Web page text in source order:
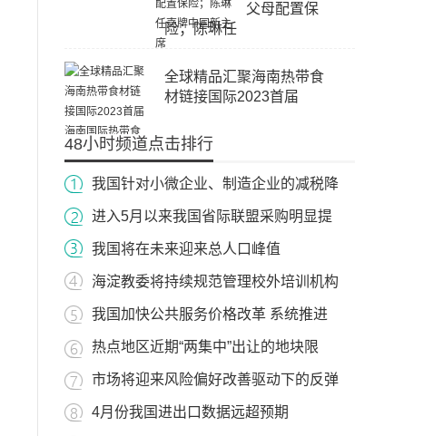
父母配置保
险；陈琳任
全球精品汇聚海南热带食
材链接国际2023首届
48小时频道点击排行
我国针对小微企业、制造企业的减税降
进入5月以来我国省际联盟采购明显提
我国将在未来迎来总人口峰值
海淀教委将持续规范管理校外培训机构
我国加快公共服务价格改革 系统推进
热点地区近期“两集中”出让的地块限
市场将迎来风险偏好改善驱动下的反弹
4月份我国进出口数据远超预期